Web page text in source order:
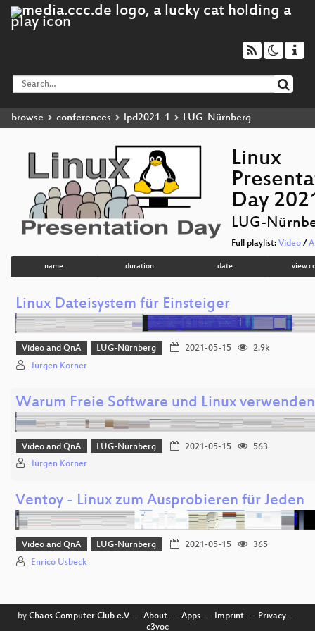
browse conferences lpd2021-1 LUG-Nürnberg
Linux
Day
LUG-
Full playlist: Video /
name duration date view
Linux Dateisystem für Einsteiger
Video and QnA LUG-Nürnberg 2021-05-15
2.9k
Jürgen Körner
Warum Freie Software und Linux
Video and QnA LUG-Nürnberg 2021-05-15
563
Jürgen Körner
Ventoy - Linux zum Ausprobieren für Jeden
Video and QnA LUG-Nürnberg 2021-05-15
365
Enrico Usbeck
by Chaos Computer Club e.V–– About–– Apps–– Imprint–– Privacy––
c3voc